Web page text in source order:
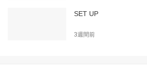
SET UP
3週間前